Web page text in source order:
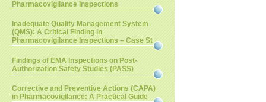
Pharmacovigilance Inspections
Inadequate Quality Management System
(QMS): A Critical Finding in
Pharmacovigilance Inspections – Case St
Findings of EMA Inspections on Post-
Authorization Safety Studies (PASS)
Corrective and Preventive Actions (CAPA)
in Pharmacovigilance: A Practical Guide